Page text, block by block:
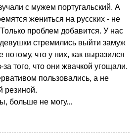
с мужем португальский. А
жениться на русских - не
проблем добавится. У нас
стремились выйти замуж
что у них, как выразился
того, что они жвачкой угощали.
пользовались, а не
резиной.
больше не могу...